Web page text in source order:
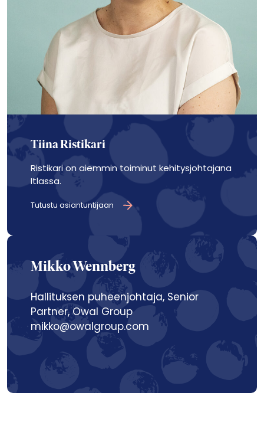
Tiina Ristikari
Ristikari on aiemmin toiminut kehitysjohtajana
Itlassa.
Tutustu asiantuntijaan
Mikko Wennberg
Hallituksen puheenjohtaja, Senior
Partner, Owal Group
mikko@owalgroup.com